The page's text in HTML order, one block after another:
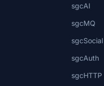
sgcAI
sgcMQ
sgcSocial
sgcAuth
sgcHTTP